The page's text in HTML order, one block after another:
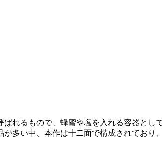
れるもので、蜂蜜や塩を入れる容器とし
多い中、本作は十二面で構成されており